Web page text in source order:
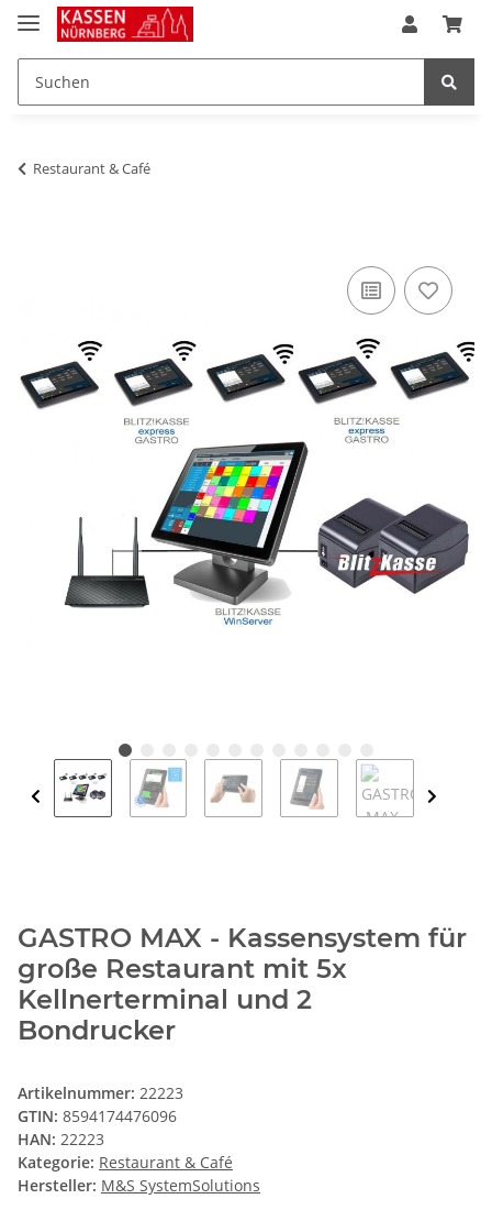
Restaurant & Café
GASTRO MAX - Kassensystem für
große Restaurant mit 5x
Kellnerterminal und 2
Bondrucker
Artikelnummer: 22223
GTIN: 8594174476096
HAN: 22223
Kategorie: Restaurant & Café
Hersteller: M&S SystemSolutions